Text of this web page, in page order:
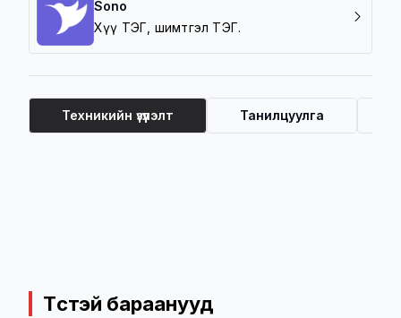
Sono
Хүү ТЭГ, шимтгэл ТЭГ.
Техникийн үзүүлэлт Танилцуулга
Төстэй бараанууд